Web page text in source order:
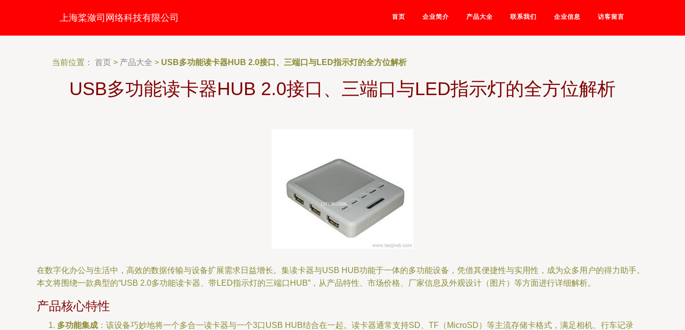
上海桨潋司网络科技有限公司 首页 企业简介 产品大全 联系我们 企业信息 访客留言
当前位置： 首页 > 产品大全 > USB多功能读卡器HUB 2.0接口、三端口与LED指示灯的全方位解析
USB多功能读卡器HUB 2.0接口、三端口与LED指示灯的全方位解析
在数字化办公与生活中，高效的数据传输与设备扩展需求日益增长。集读卡器与USB HUB功能于一体的多功能设备，凭借其便捷性与实用性，成为众多用户的得力助手。
本文将围绕一款典型的“USB 2.0多功能读卡器、带LED指示灯的三端口HUB”，从产品特性、市场价格、厂家信息及外观设计（图片）等方面进行详细解析。
产品核心特性
多功能集成 ：该设备巧妙地将一个多合一读卡器与一个3口USB HUB结合在一起。读卡器通常支持SD、TF（MicroSD）等主流存储卡格式，满足相机、行车记录